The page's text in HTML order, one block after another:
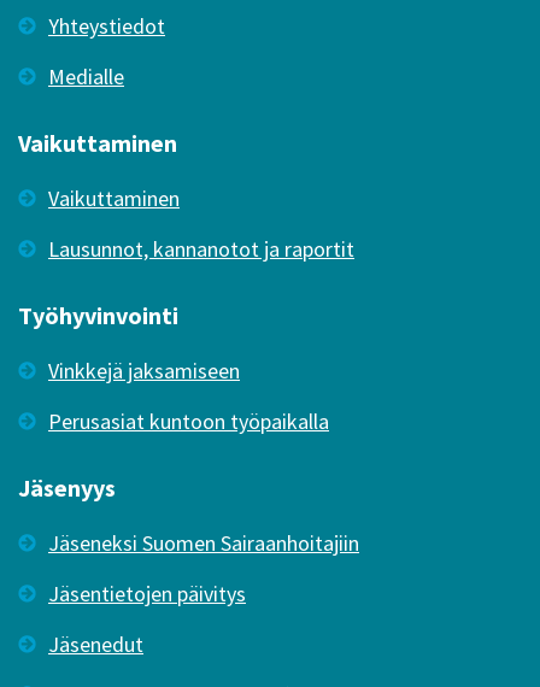
Yhteystiedot
Medialle
Vaikuttaminen
Vaikuttaminen
Lausunnot, kannanotot ja raportit
Työhyvinvointi
Vinkkejä jaksamiseen
Perusasiat kuntoon työpaikalla
Jäsenyys
Jäseneksi Suomen Sairaanhoitajiin
Jäsentietojen päivitys
Jäsenedut